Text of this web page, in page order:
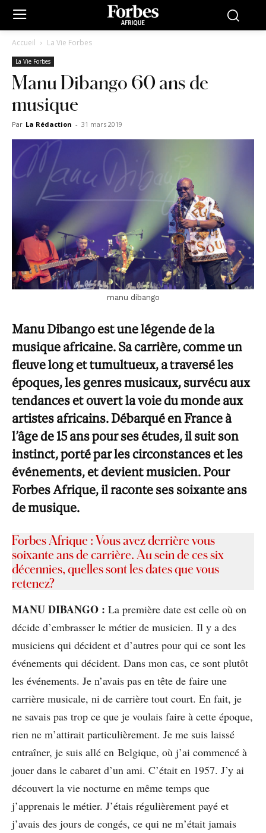
Accueil La Vie Forbes
La Vie Forbes
Manu Dibango 60 ans de
musique
Par La Rédaction - 31 mars 2019
manu dibango
Manu Dibango est une légende de la
musique africaine. Sa carrière, comme un
fleuve long et tumultueux, a traversé les
époques, les genres musicaux, survécu aux
tendances et ouvert la voie du monde aux
artistes africains. Débarqué en France à
l’âge de 15 ans pour ses études, il suit son
instinct, porté par les circonstances et les
événements, et devient musicien. Pour
Forbes Afrique, il raconte ses soixante ans
de musique.
Forbes Afrique : Vous avez derrière vous
soixante ans de carrière. Au sein de ces six
décennies, quelles sont les dates que vous
retenez?
MANU DIBANGO : La première date est celle où on
décide d’embrasser le métier de musicien. Il y a des
musiciens qui décident et d’autres pour qui ce sont les
événements qui décident. Dans mon cas, ce sont plutôt
les événements. Je n’avais pas en tête de faire une
carrière musicale, ni de carrière tout court. En fait, je
ne savais pas trop ce que je voulais faire à cette époque,
rien ne m’attirait particulièrement. Je me suis laissé
entraîner, je suis allé en Belgique, où j’ai commencé à
jouer dans le cabaret d’un ami. C’était en 1957. J’y ai
découvert la vie nocturne en même temps que
j’apprenais le métier. J’étais régulièrement payé et
j’avais des jours de congés, ce qui ne m’était jamais